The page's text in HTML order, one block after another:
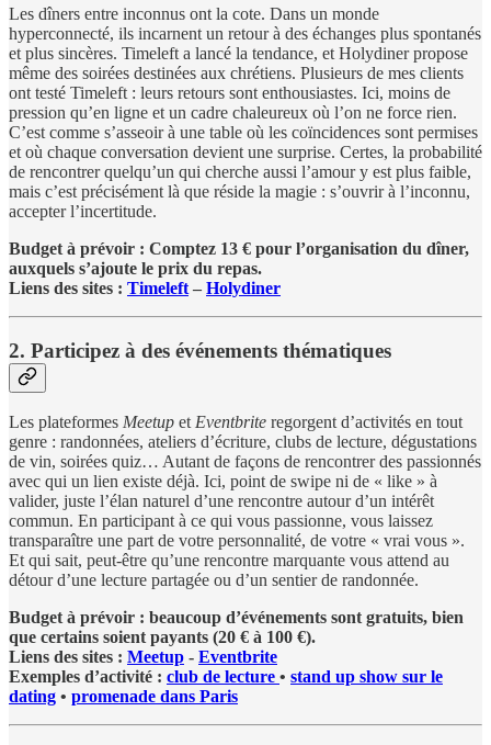
Les dîners entre inconnus ont la cote. Dans un monde
hyperconnecté, ils incarnent un retour à des échanges plus spontanés
et plus sincères. Timeleft a lancé la tendance, et Holydiner propose
même des soirées destinées aux chrétiens. Plusieurs de mes clients
ont testé Timeleft : leurs retours sont enthousiastes. Ici, moins de
pression qu’en ligne et un cadre chaleureux où l’on ne force rien.
C’est comme s’asseoir à une table où les coïncidences sont permises
et où chaque conversation devient une surprise. Certes, la probabilité
de rencontrer quelqu’un qui cherche aussi l’amour y est plus faible,
mais c’est précisément là que réside la magie : s’ouvrir à l’inconnu,
accepter l’incertitude.
Budget à prévoir : Comptez 13 € pour l’organisation du dîner,
auxquels s’ajoute le prix du repas.
Liens des sites : Timeleft – Holydiner
2. Participez à des événements thématiques
Les plateformes Meetup et Eventbrite regorgent d’activités en tout
genre : randonnées, ateliers d’écriture, clubs de lecture, dégustations
de vin, soirées quiz… Autant de façons de rencontrer des passionnés
avec qui un lien existe déjà. Ici, point de swipe ni de « like » à
valider, juste l’élan naturel d’une rencontre autour d’un intérêt
commun. En participant à ce qui vous passionne, vous laissez
transparaître une part de votre personnalité, de votre « vrai vous ».
Et qui sait, peut-être qu’une rencontre marquante vous attend au
détour d’une lecture partagée ou d’un sentier de randonnée.
Budget à prévoir : beaucoup d’événements sont gratuits, bien
que certains soient payants (20 € à 100 €).
Liens des sites : Meetup - Eventbrite
Exemples d’activité : club de lecture • stand up show sur le
dating • promenade dans Paris